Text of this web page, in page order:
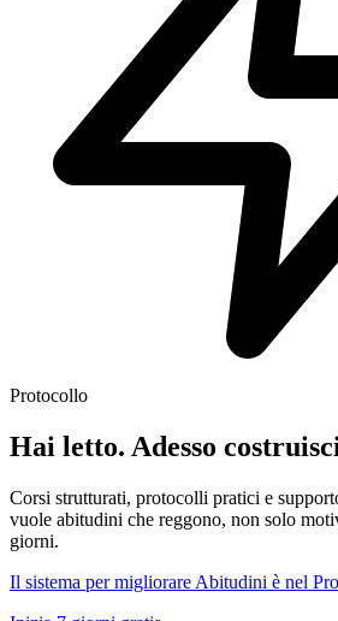
Protocollo
Hai letto. Adesso
Corsi strutturati, protocolli pratici e
vuole abitudini che reggono, non solo
giorni.
Il sistema per migliorare Abitudini è nel